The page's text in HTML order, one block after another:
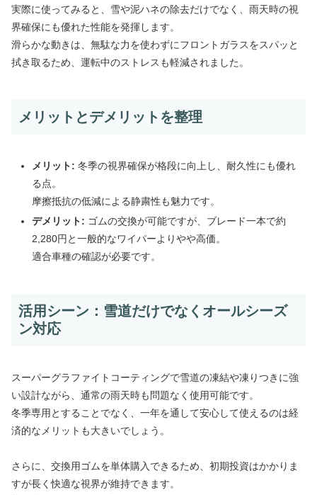
実際に使ってみると、雪や泥ハネの除去だけでなく、雨天時の視
界確保にも優れた性能を発揮します。
滑らかな動きは、無駄な力を使わずにフロントガラスをスパッと
拭き取るため、運転中のストレスも軽減されました。
メリットとデメリットを整理
メリット: 冬季の視界確保が格段に向上し、耐久性にも優れ
る点。
摩擦抵抗の低減による静粛性も魅力です。
デメリット: ゴムの交換が可能ですが、ブレード一本で約
2,280円と一般的なワイパーよりやや高価。
適合車種の確認が必要です。
活用シーン：雪道だけでなくオールシーズ
ン対応
スーパーグラファイトコーティングで雪道の凍結や凍りつきに強
い設計ながら、通常の雨天時も問題なく使用可能です。
冬季専用とすることでなく、一年を通して安心して使えるのは経
済的なメリットも大きいでしょう。
さらに、交換用ゴムを単体購入できるため、初期投資はかかりま
すが長く快適な視界が維持できます。